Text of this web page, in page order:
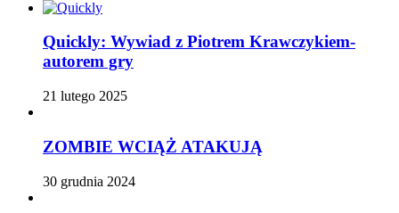
Quickly: Wywiad z Piotrem Krawczykiem-
autorem gry
21 lutego 2025
ZOMBIE WCIĄŻ ATAKUJĄ
30 grudnia 2024